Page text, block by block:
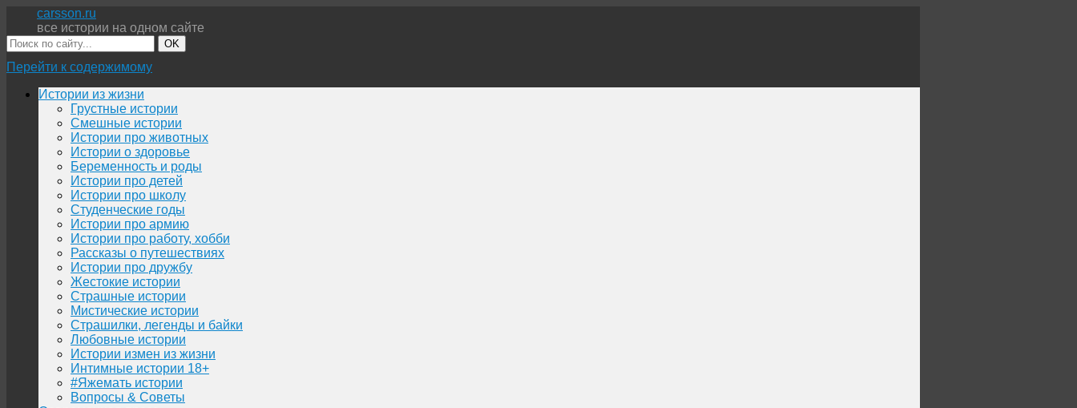
carsson.ru
все истории на одном сайте
OK
Перейти к содержимому
Истории из жизни
Грустные истории
Смешные истории
Истории про животных
Истории о здоровье
Беременность и роды
Истории про детей
Истории про школу
Студенческие годы
Истории про армию
Истории про работу, хобби
Рассказы о путешествиях
Истории про дружбу
Жестокие истории
Страшные истории
Мистические истории
Страшилки, легенды и байки
Любовные истории
Истории измен из жизни
Интимные истории 18+
#Яжемать истории
Вопросы & Советы